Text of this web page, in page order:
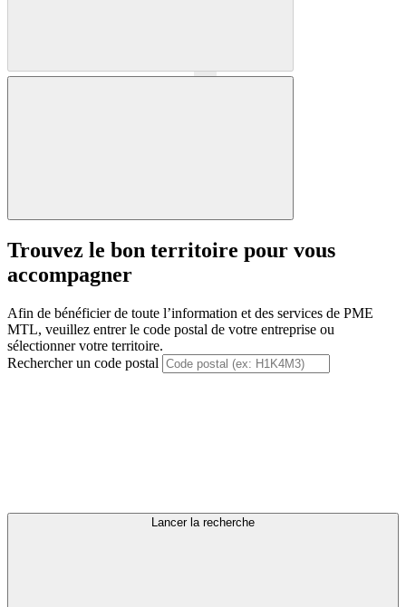
Précédent
Trouvez le bon territoire pour vous
accompagner
Afin de bénéficier de toute l’information et des services de PME
MTL, veuillez entrer le code postal de votre entreprise ou
sélectionner votre territoire.
Rechercher un code postal
Lancer la recherche